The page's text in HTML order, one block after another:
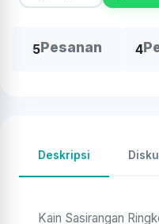
5Pesanan 4
Deskripsi
Kain Sasirangan